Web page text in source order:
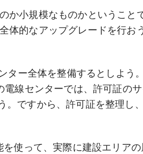
か小規模なものかということ
体的なアップグレードを行お
ー全体を整備するとしよう
線センターでは、許可証のサ
ですから、許可証を整理し
使って、実際に建設エリア